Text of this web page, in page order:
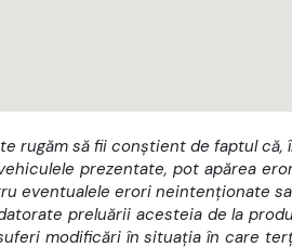
rugăm să fii conștient de faptul
prezentate, pot apărea
eventualele erori neintenționate
preluării acesteia de la
modificări în situația în care